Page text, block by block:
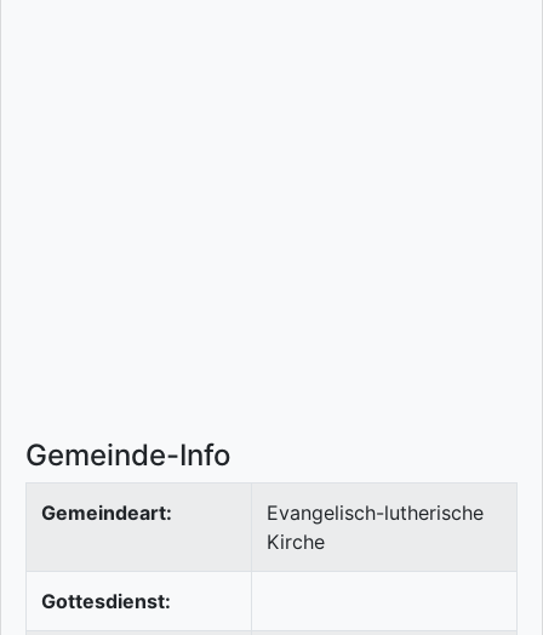
Gemeinde-Info
Gemeindeart:
Evangelisch-lutherische
Kirche
Gottesdienst: